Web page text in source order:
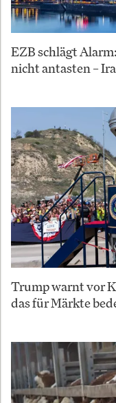
EZB schlägt
nicht antasten –
Trump warnt vor
das für Märkte